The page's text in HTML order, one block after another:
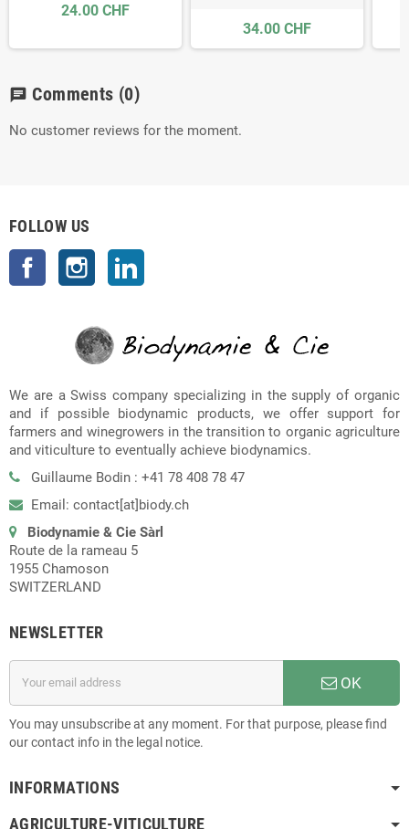
24.00 CHF
34.00 CHF
chat Comments (0)
No customer reviews for the moment.
FOLLOW US
Facebook Instagram
We are a Swiss company specializing in the supply of organic
and if possible biodynamic products, we offer support for
farmers and winegrowers in the transition to organic agriculture
and viticulture to eventually achieve biodynamics.
Guillaume Bodin : +41 78 408 78 47
Email: contact[at]biody.ch
Biodynamie & Cie Sàrl
Route de la rameau 5
1955 Chamoson
SWITZERLAND
NEWSLETTER
OK
You may unsubscribe at any moment. For that purpose, please find
our contact info in the legal notice.
INFORMATIONS
AGRICULTURE-VITICULTURE